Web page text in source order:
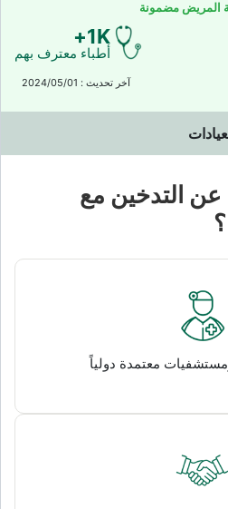
المريض مضمونة
1K+
أطباء معترف بهم
آخر تحديث : 2024/05/01
عن التدخين مع
معتمدة دولياً